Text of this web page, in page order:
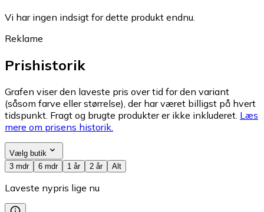
Vi har ingen indsigt for dette produkt endnu.
Reklame
Prishistorik
Grafen viser den laveste pris over tid for den variant
(såsom farve eller størrelse), der har været billigst på hvert
tidspunkt. Fragt og brugte produkter er ikke inkluderet. Læs
mere om prisens historik.
Vælg butik
3 mdr
6 mdr 1 år 2 år Alt
Laveste nypris lige nu